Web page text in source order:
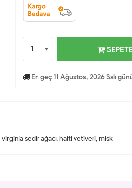
En geç 11 Ağustos, 2026 Salı
sedir ağacı, haiti vetiveri, misk